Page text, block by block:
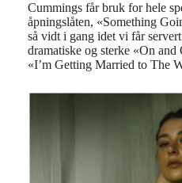
Cummings får bruk for hele
åpningslåten, «Something
så vidt i gang idet vi får
dramatiske og sterke «On
«I’m Getting Married to The